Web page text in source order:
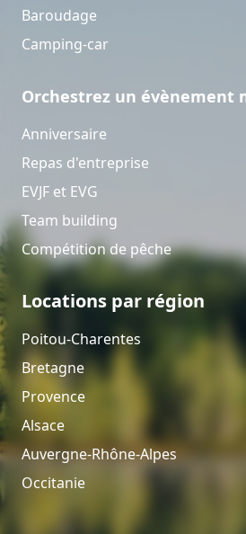
Baroudage
Camping-car
Orchestrez un évènement
Anniversaire
Repas d'entreprise
EVJF et EVG
Team building
Compétition de pêche
Locations par région
Poitou-Charentes
Bretagne
Provence
Alsace
Auvergne-Rhône-Alpes
Occitanie